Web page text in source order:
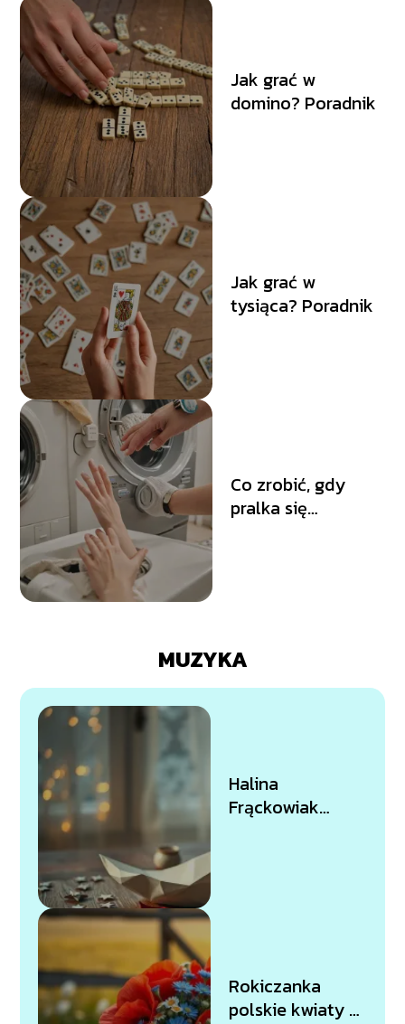
Jak grać w
domino? Poradnik
Jak grać w
tysiąca? Poradnik
Co zrobić, gdy
pralka się
MUZYKA
Halina
Frąckowiak
Rokiczanka
polskie kwiaty –